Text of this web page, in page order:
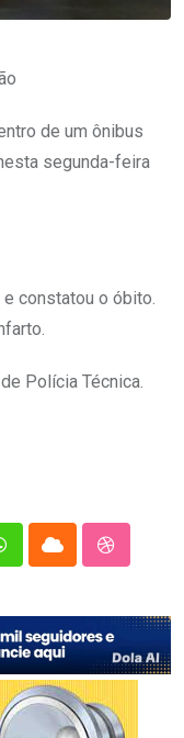
de um ônibus
segunda-feira
constatou o óbito.
Polícia Técnica.
Cloud